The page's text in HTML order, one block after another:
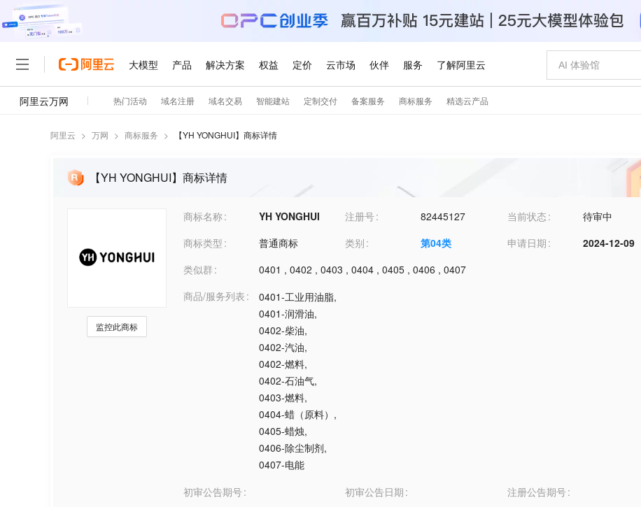
阿里云 > 万网 > 商标服务 > 【YH YONGHUI】商标详情
【YH YONGHUI】商标详情
监控此商标
商标名称 YH YONGHUI 注册号 82445127 当前状态
待审中
商标类型
普通商标 类别 第04类 申请日期
2024-12-09
类似群
0401 , 0402 , 0403 , 0404 , 0405 , 0406 , 0407
商品/服务列表
0401-工业用油脂,
0401-润滑油,
0402-柴油,
0402-汽油,
0402-燃料,
0402-石油气,
0403-燃料,
0404-蜡（原料） ,
0405-蜡烛,
0406-除尘制剂,
0407-电能
初审公告期号
初审公告日期
注册公告期号